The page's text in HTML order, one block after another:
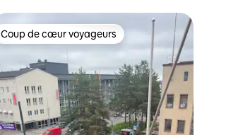
Coup de cœur voyageurs
Coup de cœur voyageurs